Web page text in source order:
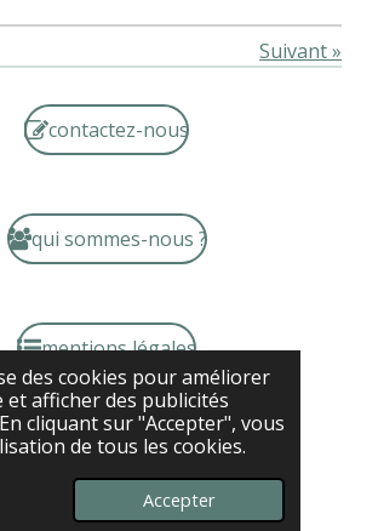
des cookies pour améliorer
et afficher des publicités
cliquant sur "Accepter", vous
de tous les cookies.
Accepter
Suivant»
contactez-nous
qui sommes-nous ?
mentions légales
O'Hare et cohérenceinfo.fr